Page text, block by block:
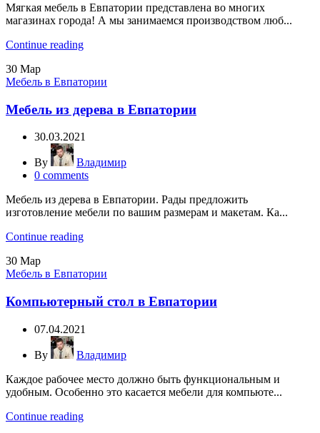
Мягкая мебель в Евпатории представлена во многих
магазинах города! А мы занимаемся производством люб...
Continue reading
30 Мар
Мебель в Евпатории
Мебель из дерева в Евпатории
30.03.2021
By
Владимир
0 comments
Мебель из дерева в Евпатории. Рады предложить
изготовление мебели по вашим размерам и макетам. Ка...
Continue reading
30 Мар
Мебель в Евпатории
Компьютерный стол в Евпатории
07.04.2021
By
Владимир
Каждое рабочее место должно быть функциональным и
удобным. Особенно это касается мебели для компьюте...
Continue reading